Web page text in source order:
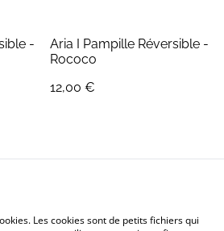
-
Aria I Pampille Réversible -
Rococo
12,00 €
Les cookies sont de petits fichiers qui